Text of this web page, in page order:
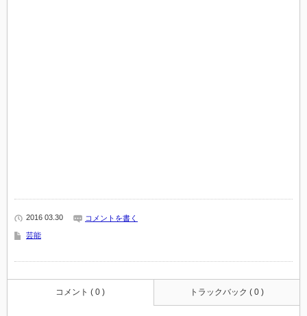
2016 03.30 コメントを書く
芸能
コメント ( 0 ) トラックバック ( 0 )